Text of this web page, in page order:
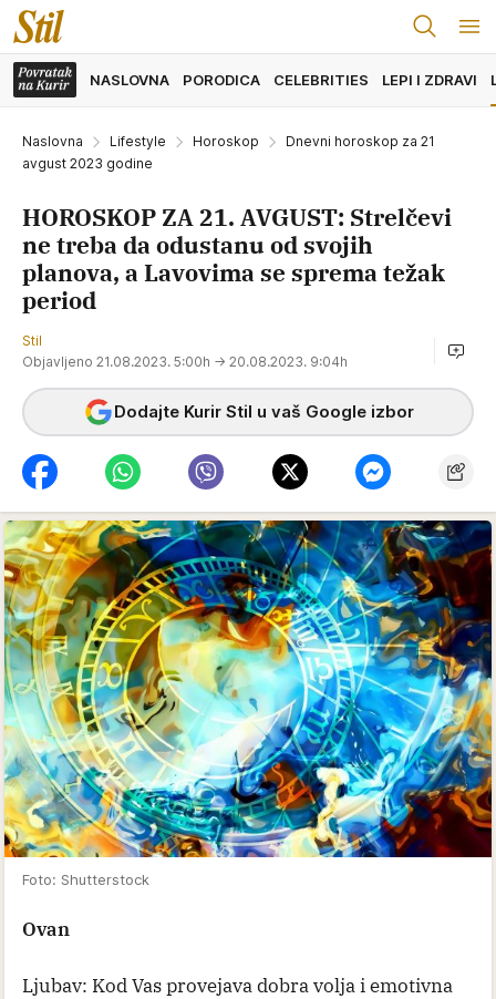
NASLOVNA PORODICA CELEBRITIES LEPI I ZDRAVI
Naslovna Lifestyle Horoskop
Dnevni horoskop za 21
avgust 2023 godine
HOROSKOP ZA 21. AVGUST: Strelčevi
ne treba da odustanu od svojih
planova, a Lavovima se sprema težak
period
Stil
Objavljeno 21.08.2023. 5:00h → 20.08.2023. 9:04h
Dodajte Kurir Stil u vaš Google izbor
Foto: Shutterstock
Ovan
Ljubav: Kod Vas provejava dobra volja i emotivna